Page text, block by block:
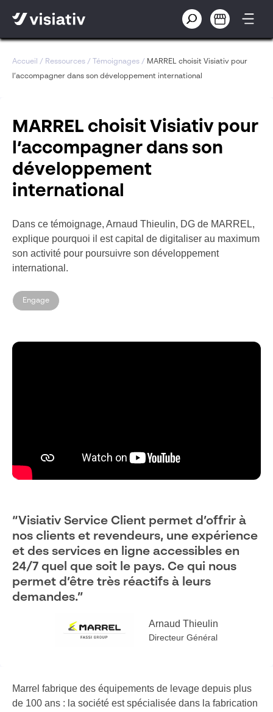
Accueil / Ressources / Témoignages / MARREL choisit Visiativ pour
l’accompagner dans son développement international
MARREL choisit Visiativ pour
l’accompagner dans son
développement
international
Dans ce témoignage, Arnaud Thieulin, DG de MARREL,
explique pourquoi il est capital de digitaliser au maximum
son activité pour poursuivre son développement
international.
Engage
“Visiativ Service Client permet d’offrir à
nos clients et revendeurs, une expérience
et des services en ligne accessibles en
24/7 quel que soit le pays. Ce qui nous
permet d’être très réactifs à leurs
demandes.”
Arnaud Thieulin
Directeur Général
Marrel fabrique des équipements de levage depuis plus
de 100 ans : la société est spécialisée dans la fabrication